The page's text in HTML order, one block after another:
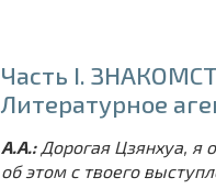
Часть I.
Литературное
А.А.:Дорогая Цзянхуа, я
об этом с твоего